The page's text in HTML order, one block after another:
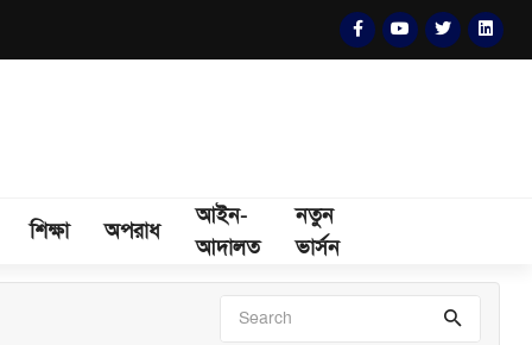
শিক্ষা অপরাধ
আইন-
আদালত
নতুন
ভার্সন